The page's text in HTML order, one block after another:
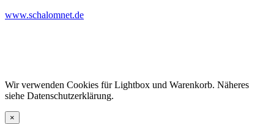
www.schalomnet.de
Wir verwenden Cookies für Lightbox und Warenkorb. Näheres
siehe Datenschutzerklärung.
×